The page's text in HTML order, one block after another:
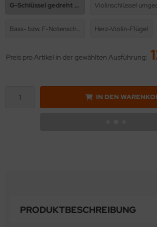
G-Schlüssel gedreht mit F-Schlüssel
Bass- bzw. F-Notenschlüssel Herz-Violin-Flügel
Preis pro Artikel in der gewählten Ausführung:
IN DEN
PRODUKTBESCHREIBUNG